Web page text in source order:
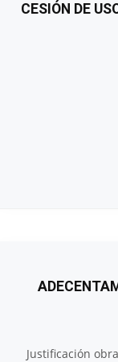
CESIÓN DE
Justificación